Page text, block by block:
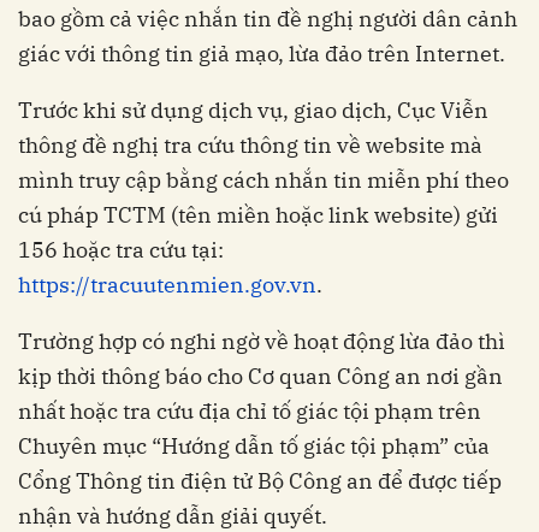
bao gồm cả việc nhắn tin đề nghị người dân cảnh
giác với thông tin giả mạo, lừa đảo trên Internet.
Trước khi sử dụng dịch vụ, giao dịch, Cục Viễn
thông đề nghị tra cứu thông tin về website mà
mình truy cập bằng cách nhắn tin miễn phí theo
cú pháp TCTM (tên miền hoặc link website) gửi
156 hoặc tra cứu tại:
https://tracuutenmien.gov.vn.
Trường hợp có nghi ngờ về hoạt động lừa đảo thì
kịp thời thông báo cho Cơ quan Công an nơi gần
nhất hoặc tra cứu địa chỉ tố giác tội phạm trên
Chuyên mục “Hướng dẫn tố giác tội phạm” của
Cổng Thông tin điện tử Bộ Công an để được tiếp
nhận và hướng dẫn giải quyết.